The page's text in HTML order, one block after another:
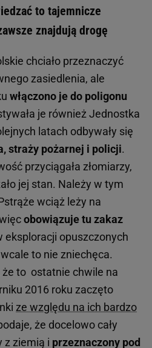
to tajemnicze
znajdują drogę
chciało przeznaczyć
zasiedlenia, ale
włączono je do poligonu
je również Jednostka
latach odbywały się
straży pożarnej i policji.
przyciągała złomiarzy,
jej stan. Należy w tym
wciąż leży na
obowiązuje tu zakaz
eksploracji opuszczonych
to nie zniechęca.
to ostatnie chwile na
2016 roku zaczęto
ze względu na ich bardzo
że docelowo cały
z ziemią i przeznaczony pod